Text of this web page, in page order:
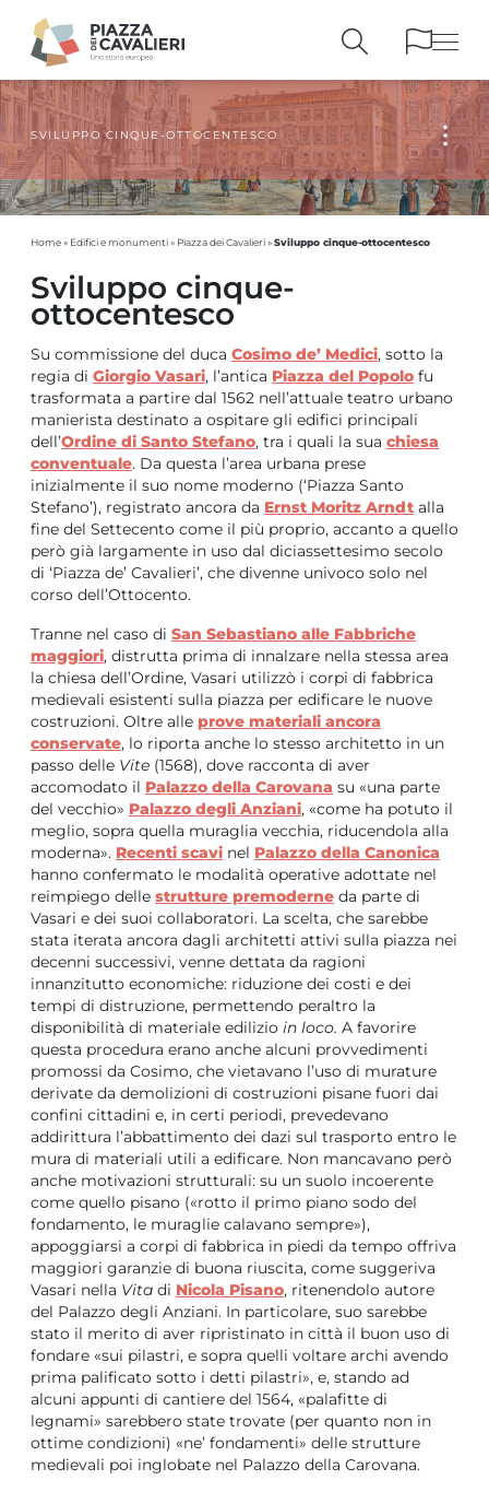
EDIFICIE MONUMENTI
LA PIAZZANEI SECOLI
PERSONAGGIE TESTIMONIANZE
PUBBLICAZIONIE STRUMENTI
PERCORSI
E PRENOTAZIONI
SVILUPPO CINQUE-OTTOCENTESCO
Home» Edifici e monumenti» Piazza dei Cavalieri»Sviluppo cinque-ottocentesco
Sviluppo cinque-
ottocentesco
Su commissione del duca Cosimo de’ Medici, sotto la
regia di Giorgio Vasari, l’antica Piazza del Popolo fu
trasformata a partire dal 1562 nell’attuale teatro urbano
manierista destinato a ospitare gli edifici principali
dell’Ordine di Santo Stefano, tra i quali la sua chiesa
conventuale. Da questa l’area urbana prese
inizialmente il suo nome moderno (‘Piazza Santo
Stefano’), registrato ancora da Ernst Moritz Arndt alla
fine del Settecento come il più proprio, accanto a quello
però già largamente in uso dal diciassettesimo secolo
di ‘Piazza de’ Cavalieri’, che divenne univoco solo nel
corso dell’Ottocento.
Tranne nel caso di San Sebastiano alle Fabbriche
maggiori, distrutta prima di innalzare nella stessa area
la chiesa dell’Ordine, Vasari utilizzò i corpi di fabbrica
medievali esistenti sulla piazza per edificare le nuove
costruzioni. Oltre alle prove materiali ancora
conservate, lo riporta anche lo stesso architetto in un
passo delle Vite (1568), dove racconta di aver
accomodato il Palazzo della Carovana su «una parte
del vecchio» Palazzo degli Anziani, «come ha potuto il
meglio, sopra quella muraglia vecchia, riducendola alla
moderna». Recenti scavi nel Palazzo della Canonica
hanno confermato le modalità operative adottate nel
reimpiego delle strutture premoderne da parte di
Vasari e dei suoi collaboratori. La scelta, che sarebbe
stata iterata ancora dagli architetti attivi sulla piazza nei
decenni successivi, venne dettata da ragioni
innanzitutto economiche: riduzione dei costi e dei
tempi di distruzione, permettendo peraltro la
disponibilità di materiale edilizio in loco. A favorire
questa procedura erano anche alcuni provvedimenti
promossi da Cosimo, che vietavano l’uso di murature
derivate da demolizioni di costruzioni pisane fuori dai
confini cittadini e, in certi periodi, prevedevano
addirittura l’abbattimento dei dazi sul trasporto entro le
mura di materiali utili a edificare. Non mancavano però
anche motivazioni strutturali: su un suolo incoerente
come quello pisano («rotto il primo piano sodo del
fondamento, le muraglie calavano sempre»),
appoggiarsi a corpi di fabbrica in piedi da tempo offriva
maggiori garanzie di buona riuscita, come suggeriva
Vasari nella Vita di Nicola Pisano, ritenendolo autore
del Palazzo degli Anziani. In particolare, suo sarebbe
stato il merito di aver ripristinato in città il buon uso di
fondare «sui pilastri, e sopra quelli voltare archi avendo
prima palificato sotto i detti pilastri», e, stando ad
alcuni appunti di cantiere del 1564, «palafitte di
legnami» sarebbero state trovate (per quanto non in
ottime condizioni) «ne’ fondamenti» delle strutture
medievali poi inglobate nel Palazzo della Carovana.